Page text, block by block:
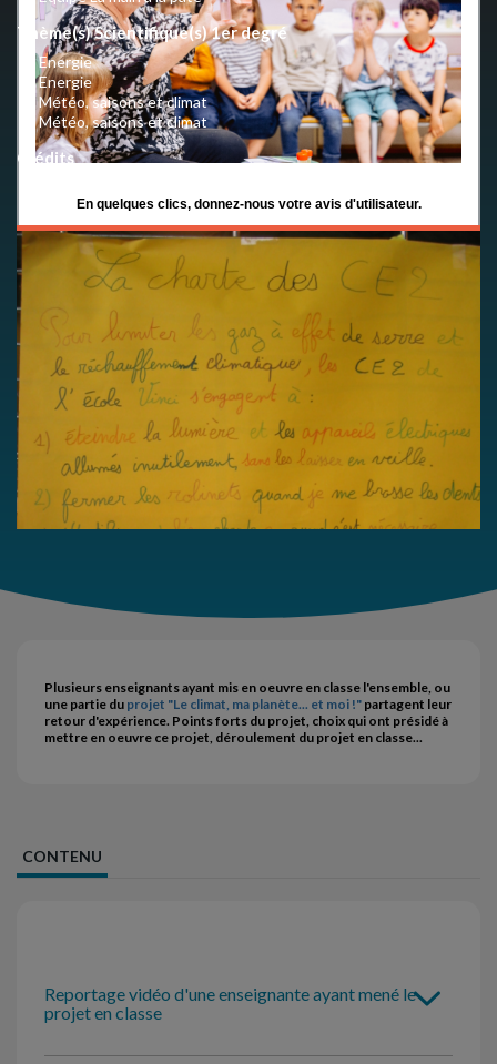
Thème(s) Scientifique(s) 1er degré
Energie
Energie
Météo, saisons et climat
Météo, saisons et climat
Crédits
Plusieurs enseignants ayant mis en oeuvre en classe l'ensemble, ou
une partie du projet "Le climat, ma planète... et moi !" partagent leur
retour d'expérience. Points forts du projet, choix qui ont présidé à
mettre en oeuvre ce projet, déroulement du projet en classe...
CONTENU
Reportage vidéo d'une enseignante ayant mené le
projet en classe
En quelques clics, donnez-nous votre avis d'utilisateur.
LIEN VERS LE QUESTIONNAIRE